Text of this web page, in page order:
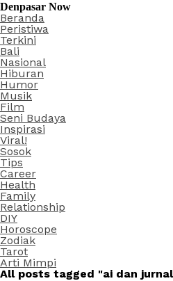
Denpasar Now
Beranda
Peristiwa
Terkini
Bali
Nasional
Hiburan
Humor
Musik
Film
Seni Budaya
Inspirasi
Viral!
Sosok
Tips
Career
Health
Family
Relationship
DIY
Horoscope
Zodiak
Tarot
Arti Mimpi
All posts tagged "ai dan